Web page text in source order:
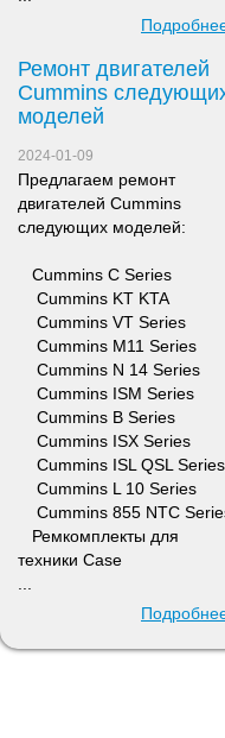
Ремонт двигателей
Сummins
моделей
2024-01-09
Предлагаем ремонт
двигателей Сummins
следующих моделей:
​ Cummins C Series
Cummins KT KTA
Cummins VT Series
Cummins M11 Series
Cummins N 14 Series
Cummins ISM Series
Cummins B Series
Cummins ISX Series
Cummins ISL QSL Series
Cummins L 10 Series
Cummins 855 NTC
Ремкомплекты для
техники Case